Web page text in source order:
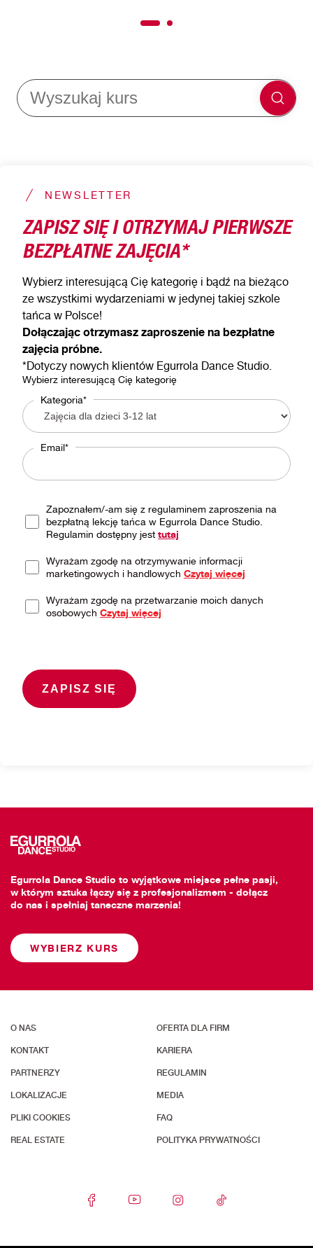
NEWSLETTER
ZAPISZ SIĘ I OTRZYMAJ PIERWSZE
BEZPŁATNE ZAJĘCIA*
Wybierz interesującą Cię kategorię i bądź na bieżąco
ze wszystkimi wydarzeniami w jedynej takiej szkole
tańca w Polsce!
Dołączając otrzymasz zaproszenie na bezpłatne
zajęcia próbne.
*Dotyczy nowych klientów Egurrola Dance Studio.
Wybierz interesującą Cię kategorię
Kategoria*
Email*
Zapoznałem/-am się z regulaminem zaproszenia na
bezpłatną lekcję tańca w Egurrola Dance Studio.
Regulamin dostępny jest tutaj
Wyrażam zgodę na otrzymywanie informacji
marketingowych i handlowych Czytaj więcej
Wyrażam zgodę na przetwarzanie moich danych
osobowych Czytaj więcej
Egurrola Dance Studio to wyjątkowe miejsce pełne pasji,
w którym sztuka łączy się z profesjonalizmem - dołącz
do nas i spełniaj taneczne marzenia!
WYBIERZ KURS
O NAS OFERTA DLA FIRM
KONTAKT KARIERA
PARTNERZY REGULAMIN
LOKALIZACJE MEDIA
PLIKI COOKIES FAQ
REAL ESTATE POLITYKA PRYWATNOŚCI